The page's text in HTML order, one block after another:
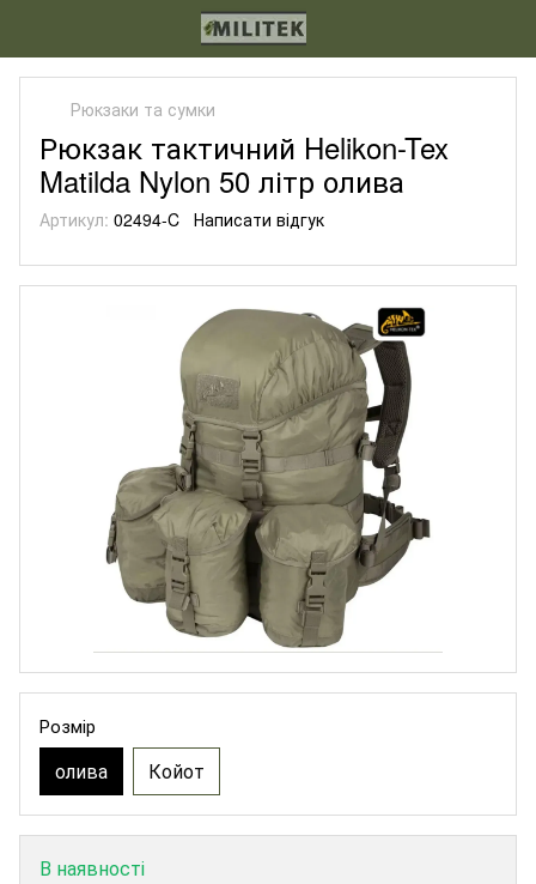
Рюкзаки та сумки
Рюкзак тактичний Helikon-Tex
Matilda Nylon 50 літр олива
Артикул: 02494-C Написати відгук
Розмір
олива Койот
В наявності